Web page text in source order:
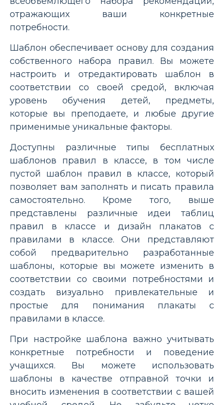
отражающих ваши конкретные
потребности.
Шаблон обеспечивает основу для создания
собственного набора правил. Вы можете
настроить и отредактировать шаблон в
соответствии со своей средой, включая
уровень обучения детей, предметы,
которые вы преподаете, и любые другие
применимые уникальные факторы.
Доступны различные типы бесплатных
шаблонов правил в классе, в том числе
пустой шаблон правил в классе, который
позволяет вам заполнять и писать правила
самостоятельно. Кроме того, выше
представлены различные идеи таблиц
правил в классе и дизайн плакатов с
правилами в классе. Они представляют
собой предварительно разработанные
шаблоны, которые вы можете изменить в
соответствии со своими потребностями и
создать визуально привлекательные и
простые для понимания плакаты с
правилами в классе.
При настройке шаблона важно учитывать
конкретные потребности и поведение
учащихся. Вы можете использовать
шаблоны в качестве отправной точки и
вносить изменения в соответствии с вашей